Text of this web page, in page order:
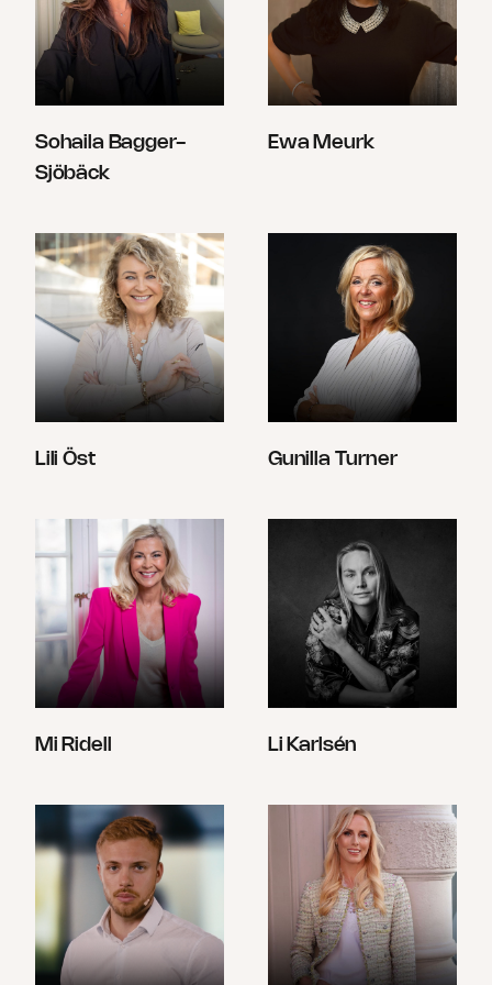
Sohaila Bagger-
Sjöbäck
Ewa Meurk
Lili Öst Gunilla Turner
Mi Ridell Li Karlsén